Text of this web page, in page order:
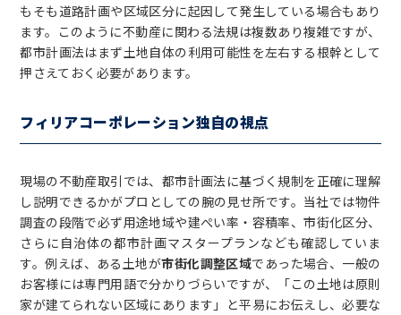
もそも道路計画や区域区分に起因して発生している場合もあり
ます。このように不動産に関わる法規は複数あり複雑ですが、
都市計画法はまず土地自体の利用可能性を左右する根幹として
押さえておく必要があります。
フィリアコーポレーション独自の視点
現場の不動産取引では、都市計画法に基づく規制を正確に理解
し説明できるかがプロとしての腕の見せ所です。当社では物件
調査の段階で必ず用途地域や建ぺい率・容積率、市街化区分、
さらに自治体の都市計画マスタープランなども確認していま
す。例えば、ある土地が市街化調整区域であった場合、一般の
お客様には専門用語で分かりづらいですが、「この土地は原則
家が建てられない区域にあります」と平易にお伝えし、必要な